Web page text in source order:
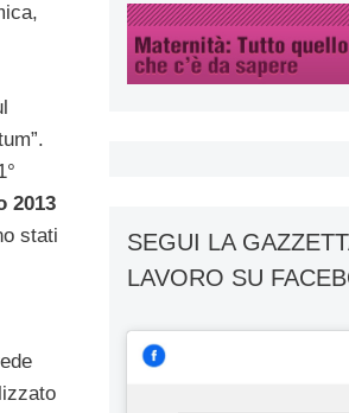
2013
stati
SEGUI LA
LAVORO SU